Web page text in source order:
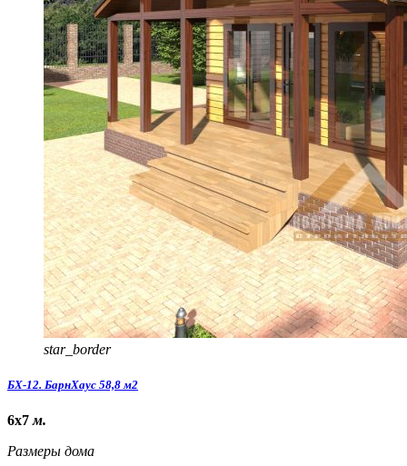
star_border
БХ-12. БарнХаус 58,8 м2
6х7 м.
Размеры дома